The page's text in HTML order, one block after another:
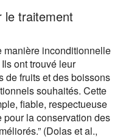
le traitement
manière inconditionnelle
ont trouvé leur
de fruits et des boissons
souhaités. Cette
fiable, respectueuse
la conservation des
(Dolas et al.,